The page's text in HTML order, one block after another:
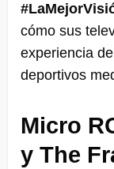
cómo sus
experiencia
deportivos
Micro
y The